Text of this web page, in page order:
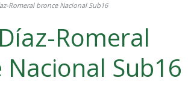
Romeral bronce Nacional Sub16
Romeral
Nacional Sub16